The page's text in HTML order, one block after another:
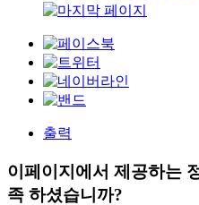
출력
이페이지에서 제공하는
족 하셨습니까?